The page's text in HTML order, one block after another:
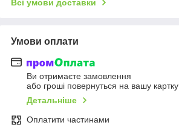
Всі умови доставки
Умови оплати
Ви отримаєте замовлення
або гроші повернуться на вашу картку
Детальніше
Оплатити частинами